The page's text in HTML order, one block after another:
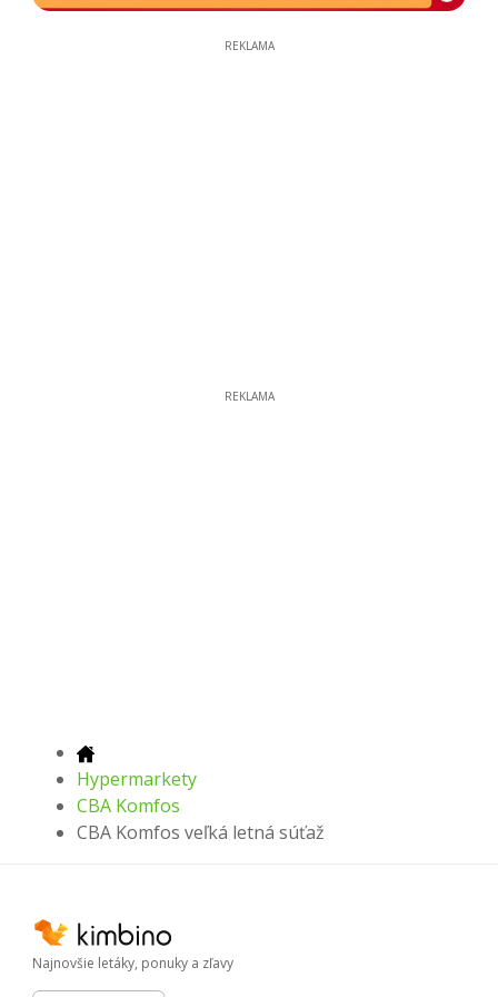
REKLAMA
REKLAMA
Hypermarkety
CBA Komfos
CBA Komfos veľká letná súťaž
Najnovšie letáky, ponuky a zľavy